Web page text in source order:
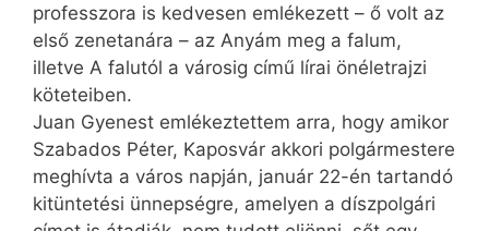
professzora is kedvesen emlékezett – ő volt az
első zenetanára – az Anyám meg a falum,
illetve A falutól a városig című lírai önéletrajzi
köteteiben.
Juan Gyenest emlékeztettem arra, hogy amikor
Szabados Péter, Kaposvár akkori polgármestere
meghívta a város napján, január 22-én tartandó
kitüntetési ünnepségre, amelyen a díszpolgári